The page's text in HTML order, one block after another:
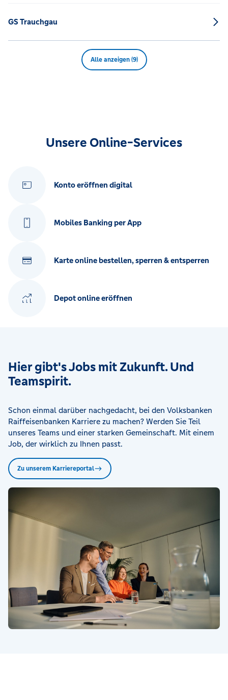
GS Trauchgau
Alle anzeigen (9)
Unsere Online-Services
Konto eröffnen digital
Mobiles Banking per App
Karte online bestellen, sperren & entsperren
Depot online eröffnen
Hier gibt's Jobs mit Zukunft. Und
Teamspirit.
Schon einmal darüber nachgedacht, bei den Volksbanken
Raiffeisenbanken Karriere zu machen? Werden Sie Teil
unseres Teams und einer starken Gemeinschaft. Mit einem
Job, der wirklich zu Ihnen passt.
Zu unserem Karriereportal